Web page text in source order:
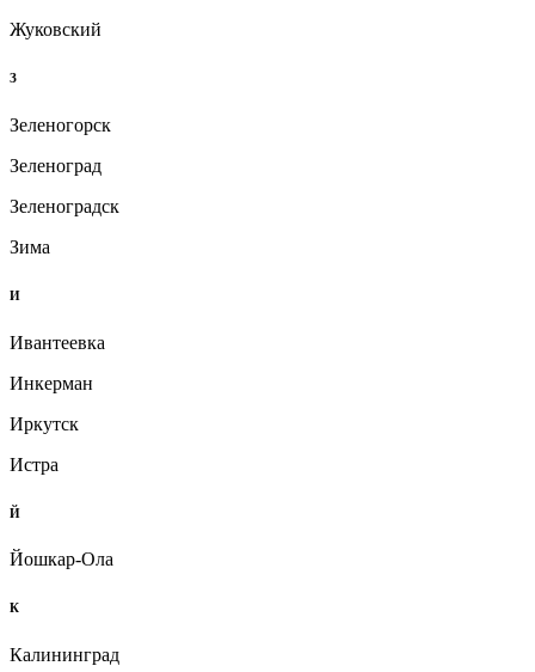
Жуковский
З
Зеленогорск
Зеленоград
Зеленоградск
Зима
И
Ивантеевка
Инкерман
Иркутск
Истра
Й
Йошкар-Ола
К
Калининград